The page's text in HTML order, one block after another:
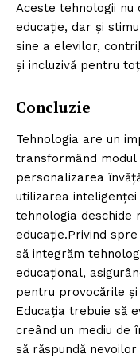
Aceste tehnologii nu
educație, dar și
sine a elevilor,
și incluzivă pentru
Concluzie
Tehnologia are un
transformând modul
personalizarea
utilizarea
tehnologia deschide
educație.Privind
să integrăm
educațional,
pentru provocările
Educația trebuie să
creând un mediu de
să răspundă